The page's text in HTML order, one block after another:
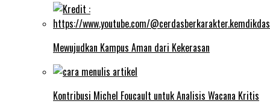
Mewujudkan Kampus Aman dari Kekerasan
Kontribusi Michel Foucault untuk Analisis Wacana Kritis